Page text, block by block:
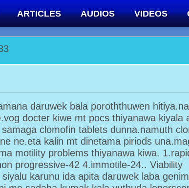
ARTICLES AUDIOS VIDEOS
daruwek bala poroththuwen
docter kiwe mt pocs thiyanawa kiyala
clomofin tablets dunna.namuth
ne.eta kalin mt dinetama piriods
motility problems thiyanawa kiwa.
progressive-42 4.immotile-24.. Viability
karunu ida apita daruwek laba